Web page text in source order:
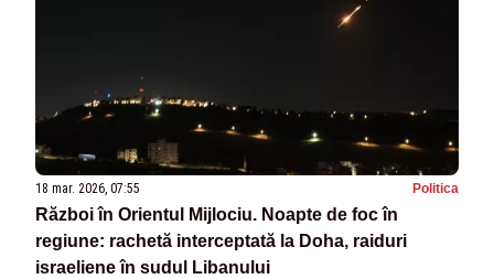
18 mar. 2026, 07:55 Politica
Război în Orientul Mijlociu. Noapte de foc în
regiune: rachetă interceptată la Doha, raiduri
israeliene în sudul Libanului